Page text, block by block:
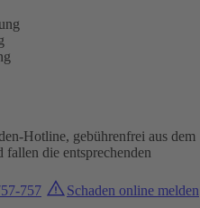
Hotline, gebührenfrei aus dem
die entsprechenden
757 Schaden online melden